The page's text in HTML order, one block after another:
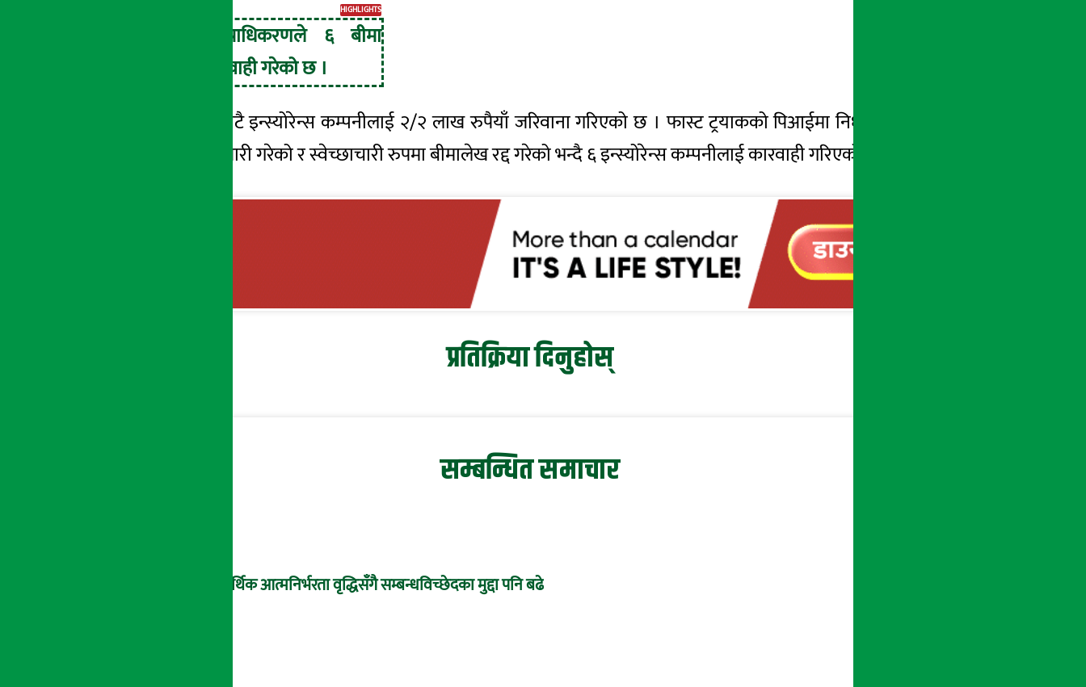
HIGHLIGHTS
नेपाल बीमा प्राधिकरणले ६ बीमा
कम्पनीलाई कारवाही गरेको छ ।
कारवाहीमा परेका ६ वटै इन्स्योरेन्स कम्पनीलाई २/२ लाख रुपैयाँ जरिवाना गरिएको छ । फास्ट ट्रयाकको पिआईमा निर्धारण गरिएको मापदण्डभन्दा
कम दरमा बीमा लेख जारी गरेको र स्वेच्छाचारी रुपमा बीमालेख रद्द गरेको भन्दै ६ इन्स्योरेन्स कम्पनीलाई कारवाही गरिएको प्राधिकरणले जनाएको छ ।
प्रतिक्रिया दिनुहोस्
सम्बन्धित समाचार
आर्थिक आत्मनिर्भरता वृद्धिसँगै सम्बन्धविच्छेदका मुद्दा पनि बढे